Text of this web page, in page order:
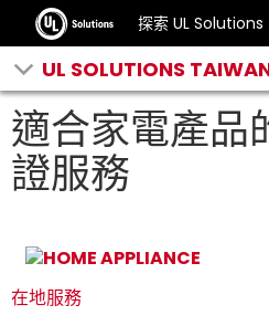
探索 UL Solutions
UL SOLUTIONS
適合家電產品
證服務
在地服務